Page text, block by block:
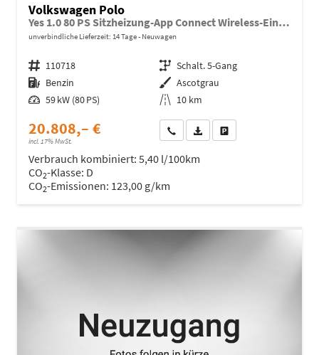
Volkswagen Polo
Yes 1.0 80 PS Sitzheizung-App Connect Wireless-Einparkhilfe-Klima-Sofort
unverbindliche Lieferzeit: 14 Tage Neuwagen
Fahrzeugnr. 110718 Getriebe Schalt. 5-Gang
Kraftstoff Benzin Außenfarbe Ascotgrau
Leistung 59 kW (80 PS) Kilometerstand 10 km
20.808,– €
incl. 17% MwSt.
Wir rufen Sie anFahrzeugexposé (PDF)
Verbrauch kombiniert: 5,40 l/100km
CO2-Klasse: D
CO2-Emissionen: 123,00 g/km